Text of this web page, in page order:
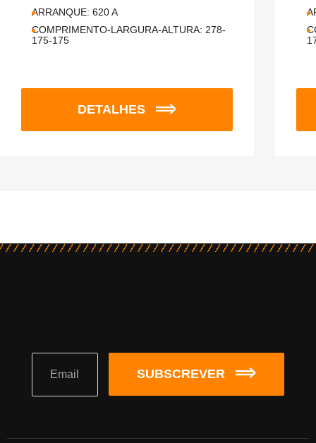
ARRANQUE: 620A
COMPRIMENTO-LARGURA-ALTURA: 278-
175-175
DETALHES
SUBSCREVER